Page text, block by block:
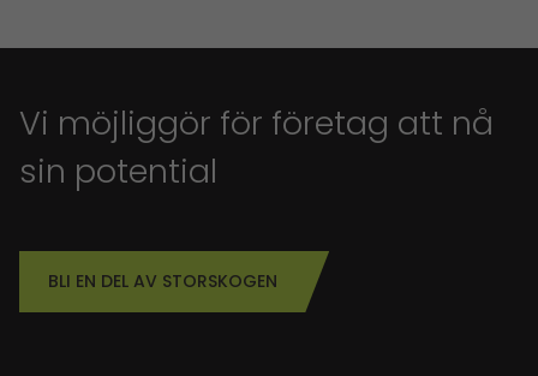
Vi möjliggör för företag att nå
sin potential
BLI EN DEL AV STORSKOGEN